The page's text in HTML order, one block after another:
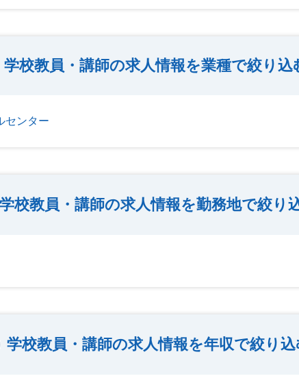
学校教員・講師の求人情報を業種で絞り込
センター
学校教員・講師の求人情報を勤務地で絞り
学校教員・講師の求人情報を年収で絞り込